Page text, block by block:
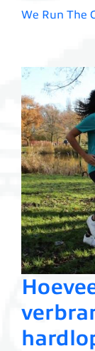
We Run The